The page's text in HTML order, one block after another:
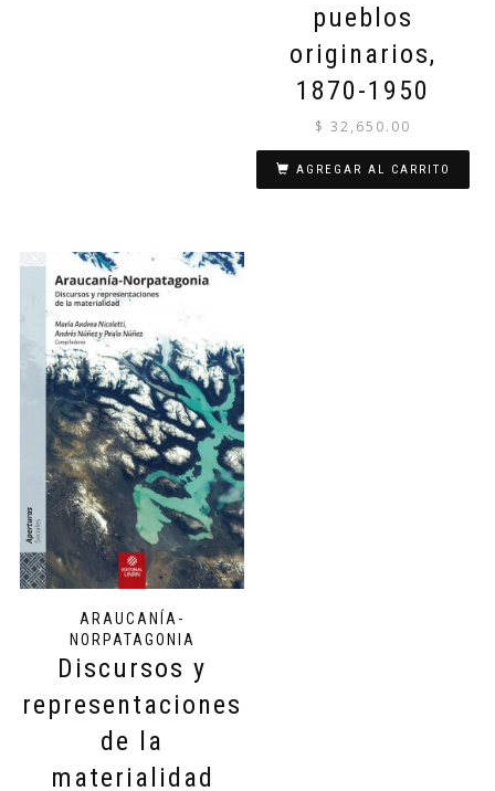
pueblos
originarios,
1870-1950
$ 32,650.00
AGREGAR AL CARRITO
ARAUCANÍA-
NORPATAGONIA
Discursos y
representaciones
de la
materialidad